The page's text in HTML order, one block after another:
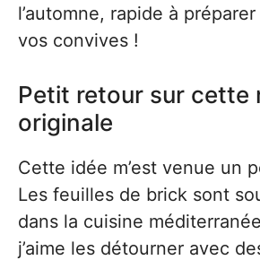
l’automne, rapide à
vos convives !
Petit retour sur cette
originale
Cette idée m’est venue un
Les feuilles de brick sont
dans la cuisine
j’aime les détourner avec